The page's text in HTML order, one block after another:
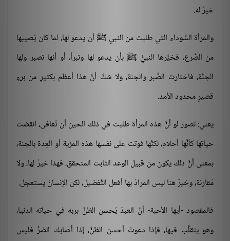
خيرٌ له.
والمرأة السَّوداء التي طلبت من النبي ﷺ أن يدعو لها، لما كان يُصيبها
من الصَّرع، فخيَّرها النبيُّ ﷺ بأن يدعو لها وتبرأ، أو أنها تصبر ولها
الجنَّة، فاختارت الصَّبر والجنة، ولا شكَّ أنَّ هذا أعظم بكثيرٍ من برءٍ
قصيرٍ محدود الأمد.
يعني: تصور لو أنَّ هذه المرأة طلبت في ذلك الحين أن تُعافى، انقضت
حياتها كأنَّها أحلام، لكنَّها فوتت على نفسها هذه المزية أو العِدة بالجنة،
بمعنى أنَّ ذلك يكون من قبيل الوعد الثابت المتحقق، فهذا خيرٌ لها، ولا
مُقارنة، وخيرٌ هنا ليس المرادُ بها أفعل التَّفضيل، لكن الإنسانَ يستعجل.
فالمقصود -أيها الأحبة- أنَّ العبدَ يُحسن الظنَّ بربه في حياته الدنيا،
وهو يتقلَّب فيها، فإذا دعوتَ أحسن الظنَّ، إذا أصابك الضرُّ فليس